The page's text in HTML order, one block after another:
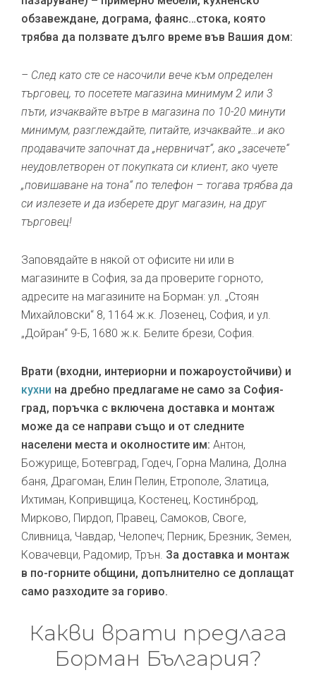
обзавеждане, дограма, фаянс…стока, която
трябва да ползвате дълго време във Вашия дом:
– След като сте се насочили вече към определен
търговец, то посетете магазина минимум 2 или 3
пъти, изчаквайте вътре в магазина по 10-20 минути
минимум, разглеждайте, питайте, изчаквайте…и ако
продавачите започнат да „нервничат“, ако „засечете“
неудовлетворен от покупката си клиент, ако чуете
„повишаване на тона“ по телефон – тогава трябва да
си излезете и да изберете друг магазин, на друг
търговец!
Заповядайте в някой от офисите ни или в
магазините в София, за да проверите горното,
адресите на магазините на Борман: ул. „Стоян
Михайловски“ 8, 1164 ж.к. Лозенец, София, и ул.
„Дойран“ 9-Б, 1680 ж.к. Белите брези, София.
Врати (входни, интериорни и пожароустойчиви) и
кухни на дребно предлагаме не само за София-
град, поръчка с включена доставка и монтаж
може да се направи също и от следните
населени места и околностите им: Антон,
Божурище, Ботевград, Годеч, Горна Малина, Долна
баня, Драгоман, Елин Пелин, Етрополе, Златица,
Ихтиман, Копривщица, Костенец, Костинброд,
Мирково, Пирдоп, Правец, Самоков, Своге,
Сливница, Чавдар, Челопеч; Перник, Брезник, Земен,
Ковачевци, Радомир, Трън. За доставка и монтаж
в по-горните общини, допълнително се доплащат
само разходите за гориво.
Какви врати предлага
Борман България?